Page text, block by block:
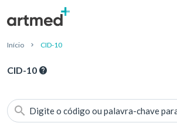
Início CID-10
CID-10
Digite o código ou palavra-chave